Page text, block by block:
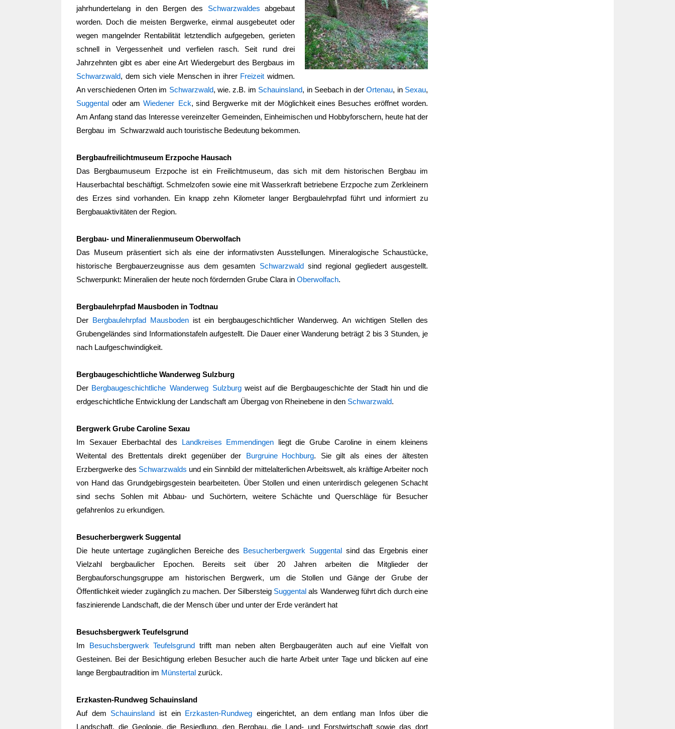
jahrhundertelang in den Bergen des Schwarzwaldes abgebaut
worden. Doch die meisten Bergwerke, einmal ausgebeutet oder
wegen mangelnder Rentabilität letztendlich aufgegeben, gerieten
schnell in Vergessenheit und verfielen rasch. Seit rund drei
Jahrzehnten gibt es aber eine Art Wiedergeburt des Bergbaus im
Schwarzwald, dem sich viele Menschen in ihrer Freizeit widmen.
An verschiedenen Orten im Schwarzwald, wie. z.B. im Schauinsland, in Seebach in derOrtenau, in Sexau,
Suggental oder am Wiedener Eck, sind Bergwerke mit der Möglichkeit eines Besuches eröffnet worden.
Am Anfang stand das Interesse vereinzelter Gemeinden, Einheimischen und Hobbyforschern, heute hat der
Bergbau im Schwarzwald auch touristische Bedeutung bekommen.
Bergbaufreilichtmuseum Erzpoche Hausach
Das Bergbaumuseum Erzpoche ist ein Freilichtmuseum, das sich mit dem historischen Bergbau im
Hauserbachtal beschäftigt. Schmelzofen sowie eine mit Wasserkraft betriebene Erzpoche zum Zerkleinern
des Erzes sind vorhanden. Ein knapp zehn Kilometer langer Bergbaulehrpfad führt und informiert zu
Bergbauaktivitäten der Region.
Bergbau- und Mineralienmuseum Oberwolfach
Das Museum präsentiert sich als eine der informativsten Ausstellungen. Mineralogische Schaustücke,
historische Bergbauerzeugnisse aus dem gesamten Schwarzwaldsind regional gegliedert ausgestellt.
Schwerpunkt: Mineralien der heute noch fördernden Grube Clara in Oberwolfach.
Bergbaulehrpfad Mausboden in Todtnau
Der Bergbaulehrpfad Mausboden ist ein bergbaugeschichtlicher Wanderweg. An wichtigen Stellen des
Grubengeländes sind Informationstafeln aufgestellt. Die Dauer einer Wanderung beträgt 2 bis 3 Stunden, je
nach Laufgeschwindigkeit.
Bergbaugeschichtliche Wanderweg Sulzburg
Der Bergbaugeschichtliche Wanderweg Sulzburg weist auf die Bergbaugeschichte der Stadt hin und die
erdgeschichtliche Entwicklung der Landschaft am Übergag von Rheinebene in den Schwarzwald.
Bergwerk Grube Caroline Sexau
Im Sexauer Eberbachtal des Landkreises Emmendingenliegt die Grube Caroline in einem kleinens
Weitental des Brettentals direkt gegenüber der Burgruine Hochburg. Sie gilt als eines der ältesten
Erzbergwerke des Schwarzwalds und ein Sinnbild der mittelalterlichen Arbeitswelt, als kräftige Arbeiter noch
von Hand das Grundgebirgsgestein bearbeiteten. Über Stollen und einen unterirdisch gelegenen Schacht
sind sechs Sohlen mit Abbau- und Suchörtern, weitere Schächte und Querschläge für Besucher
gefahrenlos zu erkundigen.
Besucherbergwerk Suggental
Die heute untertage zugänglichen Bereiche des Besucherbergwerk Suggental sind das Ergebnis einer
Vielzahl bergbaulicher Epochen. Bereits seit über 20 Jahren arbeiten die Mitglieder der
Bergbauforschungsgruppe am historischen Bergwerk, um die Stollen und Gänge der Grube der
Öffentlichkeit wieder zugänglich zu machen. Der Silbersteig Suggental als Wanderweg führt dich durch eine
faszinierende Landschaft, die der Mensch über und unter der Erde verändert hat
Besuchsbergwerk Teufelsgrund
Im Besuchsbergwerk Teufelsgrund trifft man neben alten Bergbaugeräten auch auf eine Vielfalt von
Gesteinen. Bei der Besichtigung erleben Besucher auch die harte Arbeit unter Tage und blicken auf eine
lange Bergbautradition im Münstertal zurück.
Erzkasten-Rundweg Schauinsland
Auf dem Schauinsland ist ein Erzkasten-Rundweg eingerichtet, an dem entlang man Infos über die
Landschaft, die Geologie, die Besiedlung, den Bergbau, die Land- und Forstwirtschaft sowie das dort